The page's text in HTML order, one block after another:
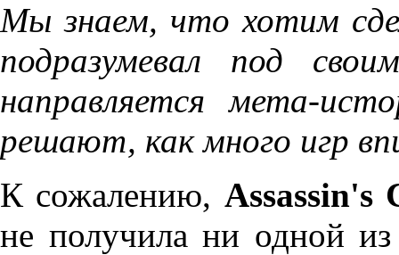
Мы знаем, что хотим
подразумевал под
направляется мета-
решают, как много игр
К сожалению, Assassin's
не получила ни одной